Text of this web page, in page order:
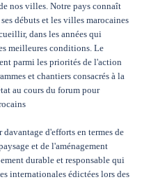
nos villes. Notre pays connaît
débuts et les villes marocaines
dans les années qui
meilleures conditions. Le
parmi les priorités de l'action
et chantiers consacrés à la
au cours du forum pour
d'efforts en termes de
et de l'aménagement
durable et responsable qui
internationales édictées lors des